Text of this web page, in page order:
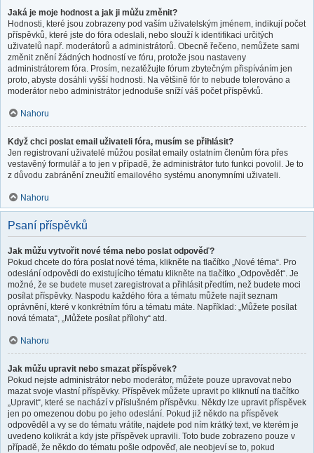
Jaká je moje hodnost a jak ji můžu změnit?
Hodnosti, které jsou zobrazeny pod vaším uživatelským jménem, indikují počet
příspěvků, které jste do fóra odeslali, nebo slouží k identifikaci určitých
uživatelů např. moderátorů a administrátorů. Obecně řečeno, nemůžete sami
změnit znění žádných hodností ve fóru, protože jsou nastaveny
administrátorem fóra. Prosím, nezatěžujte fórum zbytečným přispíváním jen
proto, abyste dosáhli vyšší hodnosti. Na většině fór to nebude tolerováno a
moderátor nebo administrátor jednoduše sníží váš počet příspěvků.
Nahoru
Když chci poslat email uživateli fóra, musím se přihlásit?
Jen registrovaní uživatelé můžou posílat emaily ostatním členům fóra přes
vestavěný formulář a to jen v případě, že administrátor tuto funkci povolil. Je to
z důvodu zabránění zneužití emailového systému anonymními uživateli.
Nahoru
Psaní příspěvků
Jak můžu vytvořit nové téma nebo poslat odpověď?
Pokud chcete do fóra poslat nové téma, klikněte na tlačítko „Nové téma“. Pro
odeslání odpovědi do existujícího tématu klikněte na tlačítko „Odpovědět“. Je
možné, že se budete muset zaregistrovat a přihlásit předtím, než budete moci
posílat příspěvky. Naspodu každého fóra a tématu můžete najít seznam
oprávnění, které v konkrétním fóru a tématu máte. Například: „Můžete posílat
nová témata“, „Můžete posílat přílohy“ atd.
Nahoru
Jak můžu upravit nebo smazat příspěvek?
Pokud nejste administrátor nebo moderátor, můžete pouze upravovat nebo
mazat svoje vlastní příspěvky. Příspěvek můžete upravit po kliknutí na tlačítko
„Upravit“, které se nachází v příslušném příspěvku. Někdy lze upravit příspěvek
jen po omezenou dobu po jeho odeslání. Pokud již někdo na příspěvek
odpověděl a vy se do tématu vrátíte, najdete pod ním krátký text, ve kterém je
uvedeno kolikrát a kdy jste příspěvek upravili. Toto bude zobrazeno pouze v
případě, že někdo do tématu pošle odpověď, ale neobjeví se to, pokud